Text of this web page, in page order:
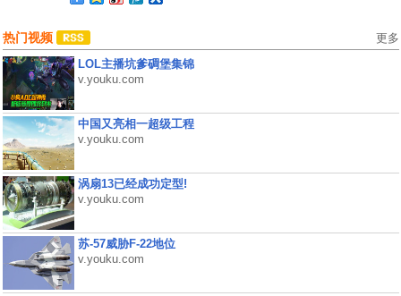
热门视频 更多
LOL主播坑爹碉堡集锦
v.youku.com
中国又亮相一超级工程
v.youku.com
涡扇13已经成功定型!
v.youku.com
苏-57威胁F-22地位
v.youku.com